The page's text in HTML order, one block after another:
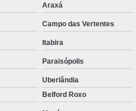
Araxá
Campo das Vertentes
Itabira
Paraisópolis
Uberlândia
Belford Roxo